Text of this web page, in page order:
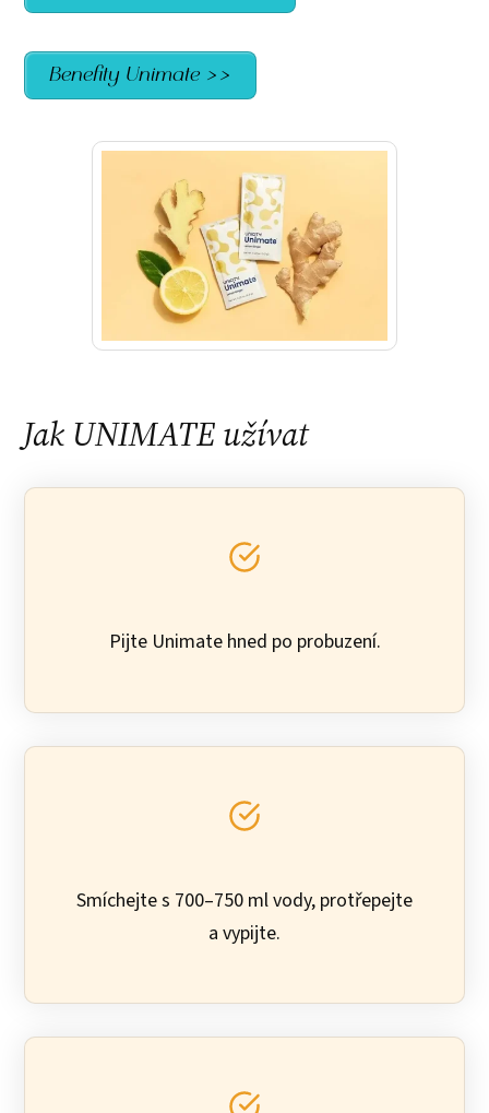
Benefity Unimate >>
Jak UNIMATE užívat
Pijte Unimate hned po probuzení.
Smíchejte s 700–750 ml vody, protřepejte
a vypijte.